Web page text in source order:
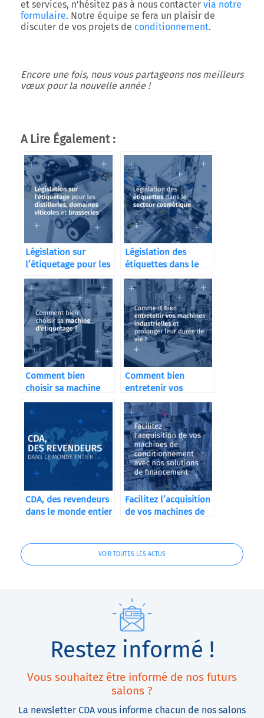
et services, n’hésitez pas à nous contacter via notre
formulaire. Notre équipe se fera un plaisir de
discuter de vos projets de conditionnement.
Encore une fois, nous vous partageons nos meilleurs
vœux pour la nouvelle année !
A Lire Également :
Législation sur
l’étiquetage pour les
distilleries
Législation des
étiquettes dans le
secteur cosmétique
Comment bien
choisir sa machine
d’étiquetage ?
Comment bien
entretenir vos
machines
industrielles ?
CDA, des revendeurs
dans le monde entier
Facilitez l’acquisition
de vos machines de
financement
VOIR TOUTES LES ACTUS
Restez informé !
Vous souhaitez être informé de nos futurs
salons ?
La newsletter CDA vous informe chacun de nos salons